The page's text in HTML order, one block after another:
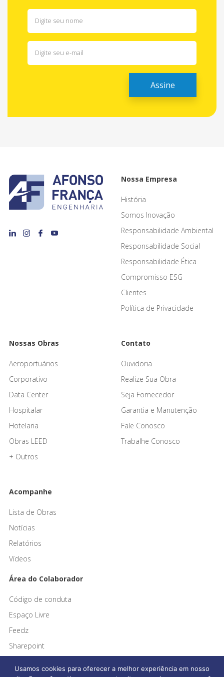
Nossa Empresa
História
Somos Inovação
Responsabilidade Ambiental
Responsabilidade Social
Responsabilidade Ética
Compromisso ESG
Clientes
Política de Privacidade
Nossas Obras
Aeroportuários
Corporativo
Data Center
Hospitalar
Hotelaria
Obras LEED
+ Outros
Contato
Ouvidoria
Realize Sua Obra
Seja Fornecedor
Garantia e Manutenção
Fale Conosco
Trabalhe Conosco
Acompanhe
Lista de Obras
Notícias
Relatórios
Vídeos
Área do Colaborador
Código de conduta
Espaço Livre
Feedz
Sharepoint
Usamos cookies para oferecer a melhor experiência em nosso